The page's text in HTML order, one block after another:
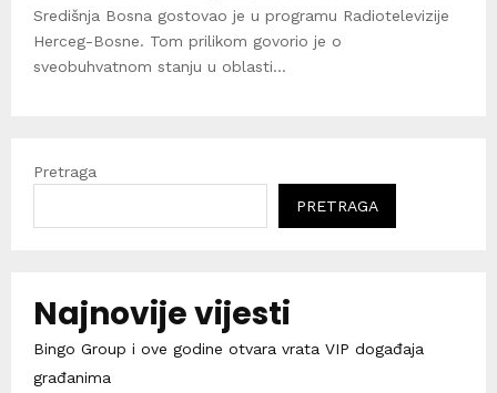
Središnja Bosna gostovao je u programu Radiotelevizije
Herceg-Bosne. Tom prilikom govorio je o
sveobuhvatnom stanju u oblasti...
Pretraga
PRETRAGA
Najnovije vijesti
Bingo Group i ove godine otvara vrata VIP događaja
građanima